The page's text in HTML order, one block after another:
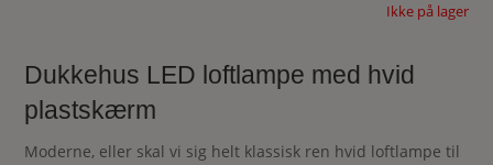
Ikke på lager
Dukkehus LED loftlampe med hvid
plastskærm
Moderne, eller skal vi sig helt klassisk ren hvid loftlampe til